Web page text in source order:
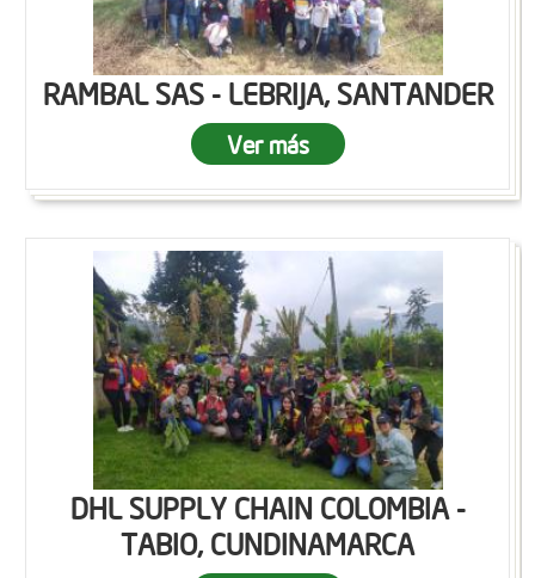
RAMBAL SAS - LEBRIJA, SANTANDER
Ver más
DHL SUPPLY CHAIN COLOMBIA -
TABIO, CUNDINAMARCA